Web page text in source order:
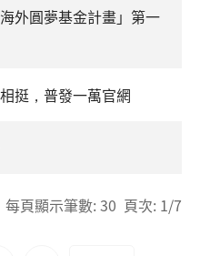
外圓夢基金計畫」第一
挺，普發一萬官網
每頁顯示筆數: 30 頁次: 1/7